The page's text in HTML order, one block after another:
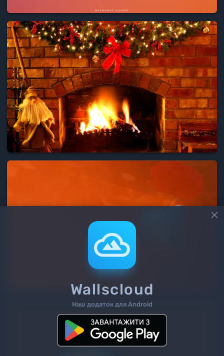
/ 199

Wallscloud
Наш додаток для Android